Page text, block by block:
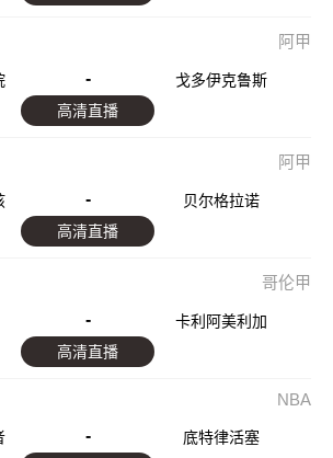
阿甲
-
戈多伊克鲁斯
高清直播
阿甲
-
贝尔格拉诺
高清直播
哥伦甲
-
卡利阿美利加
高清直播
NBA
-
底特律活塞